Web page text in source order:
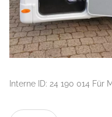
Interne ID: 24 190 014 Für